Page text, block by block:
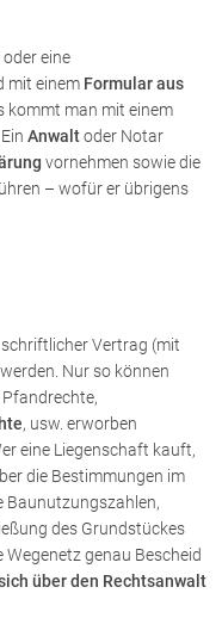
eine
mit einem Formular aus
kommt man mit einem
Ein Anwaltoder Notar
vornehmen sowie die
– wofür er übrigens
Vertrag (mit
Nur so können
Pfandrechte,
, usw. erworben
eine Liegenschaft kauft,
die Bestimmungen im
Baunutzungszahlen,
des Grundstückes
genau Bescheid
über den Rechtsanwalt